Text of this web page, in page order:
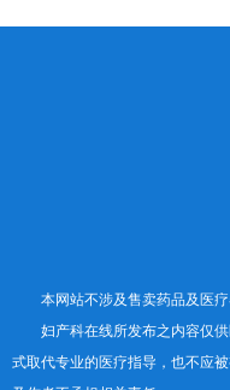
本网站不涉及售卖药品及医
妇产科在线所发布之内容仅
式取代专业的医疗指导，也不应